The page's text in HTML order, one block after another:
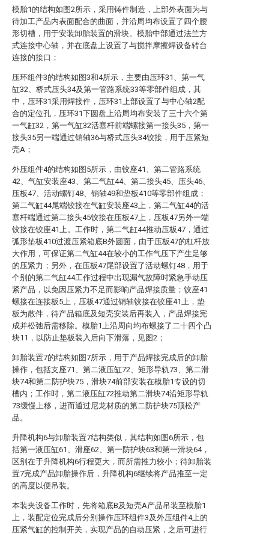
模胎1的结构如图2所示，采用铸件制造，上部外表面为与
待加工产品内表面配合的曲面，并沿周均布设置了四个腰
形切槽，用于安装卸胎装置的滑块。模胎中部通过法兰方
式连接中心轴，并在底盘上设置了与搅拌摩擦焊设备转台
连接的接口；
压环组件3的结构如图3和4所示，主要由压环31、第一气
缸32、桥式压头34及第一管路系统33等零部件组成，其
中，压环31采用焊接件，压环31上部设置了与中心轴2配
合的定位孔，压环31下圆盘上沿周均布安装了三十六个第
一气缸32，第一气缸32活塞杆前端螺接第一接头35，第一
接头35另一端通过销轴36与桥式压头34铰接，用于压紧短
壳A；
外压组件4的结构如图5所示，由铰座41、第二管路系统
42、气缸安装座43、第二气缸44、第二接头45、压头46、
压板47、活动螺钉48、销轴49和垫板410等零部件组成；
第二气缸44尾端铰接在气缸安装座43上，第二气缸44的活
塞杆端通过第二接头45铰接在压板47上，压板47另外一端
铰接在铰座41上。工作时，第二气缸44推动压板47，通过
弧形垫板410过渡压紧箱底B外圆面，由于压板47的杠杆放
大作用，可保证第二气缸44在较小的工作气压下产生足够
的压紧力；另外，在压板47尾部设置了活动螺钉48，用于
个别的第二气缸44工作过程中出现漏气故障时紧急手动压
紧产品，以免因压紧力不足而影响产品焊接质量；铰座41
螺接在连接板5上，压板47通过销轴铰接在铰座41上，垫
板为散件，待产品箱底及短壳安装后再装入，产品焊接完
成并松弛后需移除。模胎1上沿周向均布螺接了二十四个凸
块11，以防止垫板装入后向下滑落，见图2；
卸胎装置7的结构如图7所示，用于产品焊接完成后的卸胎
操作，包括支座71、第二液压缸72、矩形导轨73、第二滑
块74和第二防护块75，滑块74前部安装在模胎1专设的切
槽内；工作时，第二液压缸72推动第二滑块74沿矩形导轨
73缓慢上移，进而通过尼龙材质的第二防护块75顶松产
品。
升降机构6与卸胎装置7结构类似，其结构如图6所示，包
括第一液压缸61、滑座62、第一防护块63和第一滑块64，
区别在于升降机构6行程更大，而所需推力较小；待卸胎装
置7完成产品卸胎操作后，升降机构6继续将产品推至一定
的高度以便吊装。
本装夹设备工作时，先将箱底B及短壳A产品吊装至模胎1
上，装配定位完成后分别操作压环组件3及外压组件4上的
压紧气缸的控制开关，实现产品的自动压紧，之后可进行